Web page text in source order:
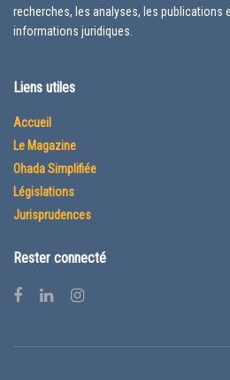
recherches, les analyses, les publications
informations juridiques.
Liens utiles
Accueil
Le Magazine
Ohada Simplifiée
Législations
Jurisprudences
Rester connecté